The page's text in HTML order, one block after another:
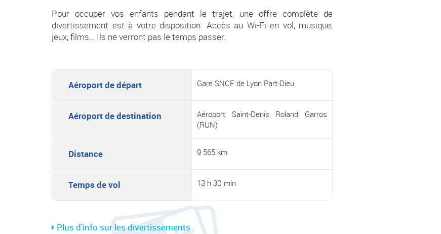
Pour occuper vos enfants pendant le trajet, une offre complète de
divertissement est à votre disposition. Accès au Wi-Fi en vol, musique,
jeux, films… Ils ne verront pas le temps passer.
Aéroport de départ Gare SNCF de Lyon Part-Dieu
Aéroport de destination
Aéroport Saint-Denis Roland Garros
(RUN)
Distance 9 565 km
Temps de vol 13 h 30 min
Plus d'info sur les divertissements